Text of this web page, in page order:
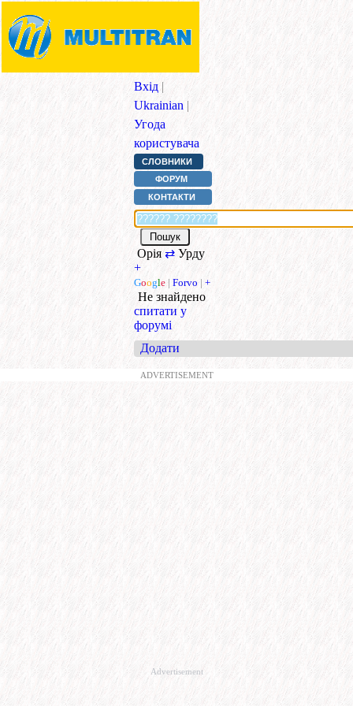
Вхід |
Ukrainian |
Угода
користувача
СЛОВНИКИ
ФОРУМ
КОНТАКТИ
Орія ⇄ Урду
+
Google | Forvo | +
Не знайдено
спитати у
форумі
Додати
ADVERTISEMENT
Advertisement